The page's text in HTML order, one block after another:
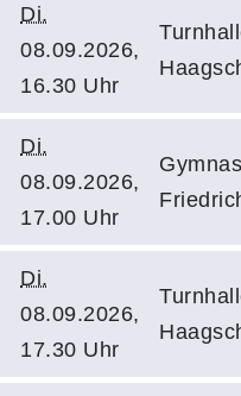
Di.
08.09.2026,
16.30 Uhr
Di.
08.09.2026,
17.00 Uhr
Di.
08.09.2026,
17.30 Uhr